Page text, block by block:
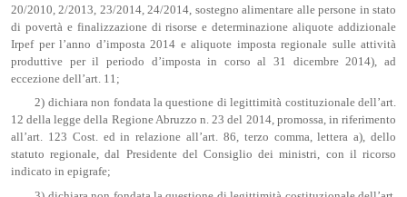
20/2010, 2/2013, 23/2014, 24/2014, sostegno alimentare alle persone in stato
di povertà e finalizzazione di risorse e determinazione aliquote addizionale
Irpef per l’anno d’imposta 2014 e aliquote imposta regionale sulle attività
produttive per il periodo d’imposta in corso al 31 dicembre 2014), ad
eccezione dell’art. 11;
2) dichiara non fondata la questione di legittimità costituzionale dell’art.
12 della legge della Regione Abruzzo n. 23 del 2014, promossa, in riferimento
all’art. 123 Cost. ed in relazione all’art. 86, terzo comma, lettera a), dello
statuto regionale, dal Presidente del Consiglio dei ministri, con il ricorso
indicato in epigrafe;